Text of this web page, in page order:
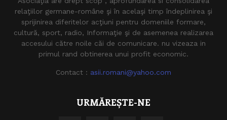
relaţiilor germane-române şi în acelaşi timp îndeplinirea şi
sprijinirea diferitelor acţiuni pentru domeniile formare,
cultură, sport, radio, Informaţie şi de asemenea realizarea
accesului către noile căi de comunicare. nu vizeaza in
primul rand obtinerea unui profit economic.
Contact : asii.romani@yahoo.com
URMĂREȘTE-NE